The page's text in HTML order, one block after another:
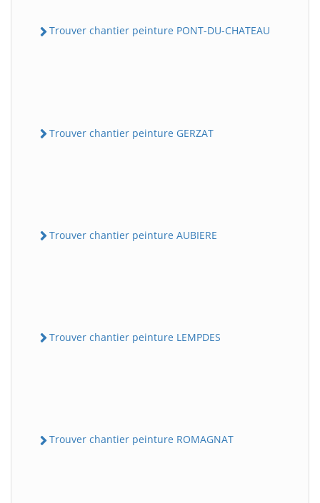
Trouver chantier peinture PONT-DU-CHATEAU
Trouver chantier peinture GERZAT
Trouver chantier peinture AUBIERE
Trouver chantier peinture LEMPDES
Trouver chantier peinture ROMAGNAT